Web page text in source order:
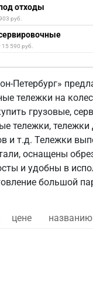
отходы
руб.
590 руб.
Петербург»
тележки на
грузовые,
тележки, тележки
и т.д. Тележки
оснащены
и удобны в
большой
цене названию